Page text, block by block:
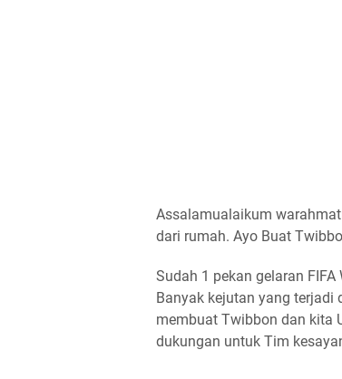
Assalamualaikum
dari rumah. Ayo Buat
Sudah 1 pekan gelaran
Banyak kejutan yang terjadi
membuat Twibbon dan kita
dukungan untuk Tim